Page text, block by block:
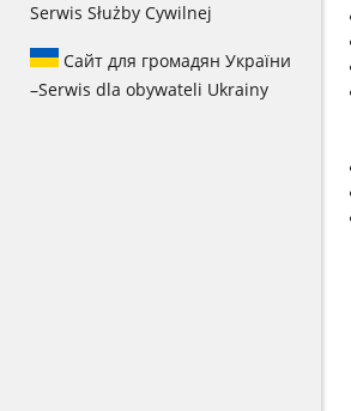
Serwis Służby Cywilnej
Сайт для громадян України
–Serwis dla obywateli Ukrainy